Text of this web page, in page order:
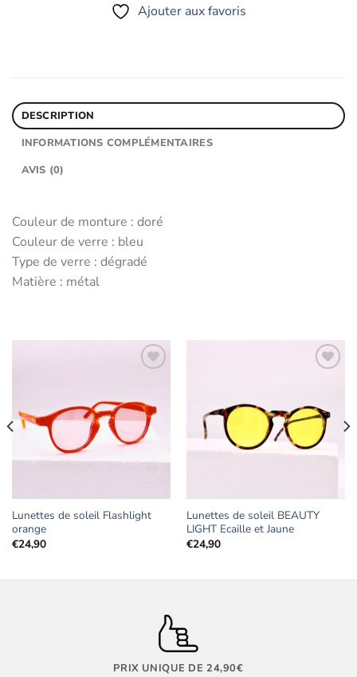
Ajouter aux favoris
DESCRIPTION
INFORMATIONS COMPLÉMENTAIRES
AVIS (0)
Couleur de monture : doré
Couleur de verre : bleu
Type de verre : dégradé
Matière : métal
Ajouter
aux
favoris
Lunettes de soleil Flashlight
orange
€24,90
Ajouter
aux
favoris
Lunettes de soleil BEAUTY
LIGHT Ecaille et Jaune
€24,90
PRIX UNIQUE DE 24,90€